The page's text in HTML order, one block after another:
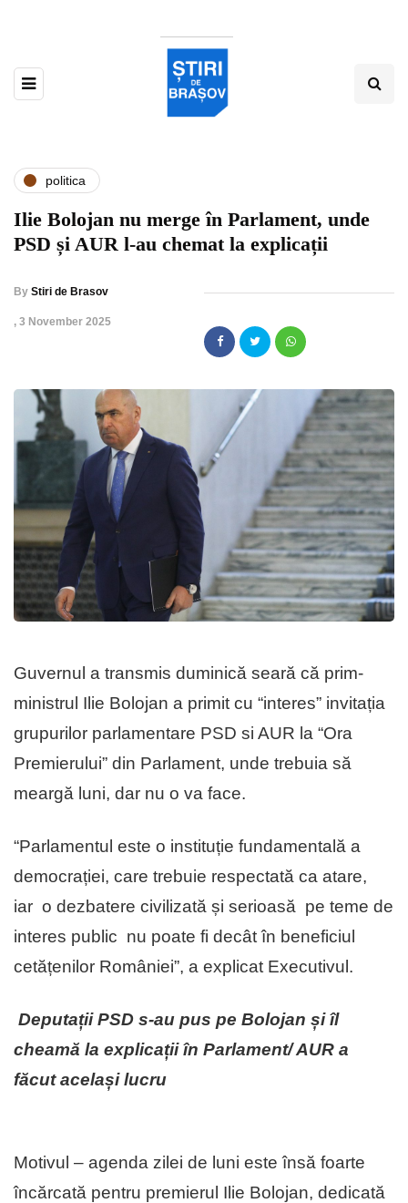
politica
Ilie Bolojan nu merge în Parlament, unde
PSD și AUR l-au chemat la explicații
By Stiri de Brasov
, 3 November 2025
Guvernul a transmis duminică seară că prim-
ministrul Ilie Bolojan a primit cu “interes” invitația
grupurilor parlamentare PSD si AUR la “Ora
Premierului” din Parlament, unde trebuia să
meargă luni, dar nu o va face.
“Parlamentul este o instituție fundamentală a
democrației, care trebuie respectată ca atare,
iar o dezbatere civilizată și serioasă pe teme de
interes public nu poate fi decât în beneficiul
cetățenilor României”, a explicat Executivul.
Deputații PSD s-au pus pe Bolojan și îl
cheamă la explicații în Parlament/ AUR a
făcut același lucru
Motivul – agenda zilei de luni este însă foarte
încărcată pentru premierul Ilie Bolojan, dedicată